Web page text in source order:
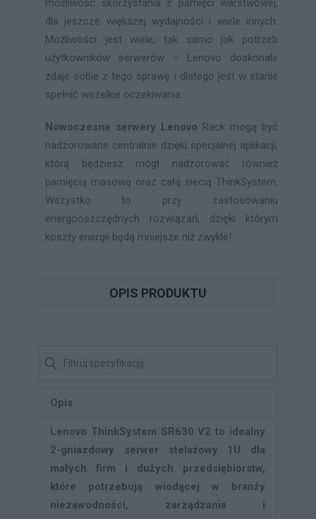
możliwość skorzystania z pamięci warstwowej,
dla jeszcze większej wydajności i wiele innych.
Możliwości jest wiele, tak samo jak potrzeb
użytkowników serwerów – Lenovo doskonale
zdaje sobie z tego sprawę i dlatego jest w stanie
spełnić wszelkie oczekiwania.
Nowoczesne serwery Lenovo Rack mogą być
nadzorowane centralnie dzięki specjalnej aplikacji,
którą będziesz mógł nadzorować również
pamięcią masową oraz całą siecią ThinkSystem.
Wszystko to przy zastosowaniu
energooszczędnych rozwiązań, dzięki którym
koszty energii będą mniejsze niż zwykle!
OPIS PRODUKTU
Opis
Lenovo ThinkSystem SR630 V2 to idealny
2-gniazdowy serwer stelażowy 1U dla
małych firm i dużych przedsiębiorstw,
które potrzebują wiodącej w branży
niezawodności, zarządzania i